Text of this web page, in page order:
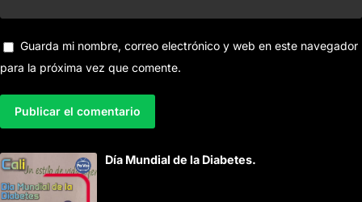
Guarda mi nombre, correo electrónico y web en este navegador
para la próxima vez que comente.
l
t
Día Mundial de la Diabetes.